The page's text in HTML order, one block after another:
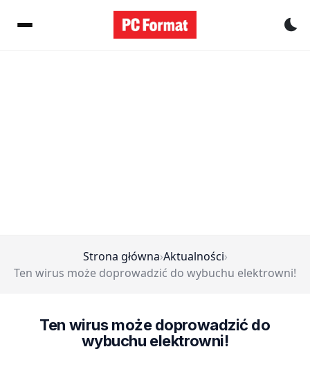
Strona główna›Aktualności›
Ten wirus może doprowadzić do wybuchu elektrowni!
Ten wirus może doprowadzić do
wybuchu elektrowni!